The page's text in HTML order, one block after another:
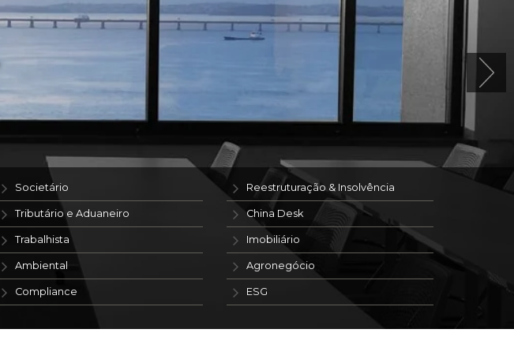
Societário
Tributário e Aduaneiro
Trabalhista
Ambiental
Compliance
Reestruturação & Insolvência
China Desk
Imobiliário
Agronegócio
ESG